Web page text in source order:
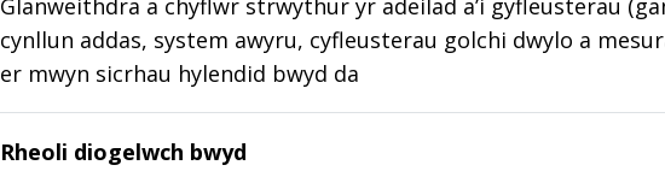
Glanweithdra a chyflwr strwythur yr adeilad a’i gyfleusterau
cynllun addas, system awyru, cyfleusterau golchi dwylo a
er mwyn sicrhau hylendid bwyd da
Rheoli diogelwch bwyd